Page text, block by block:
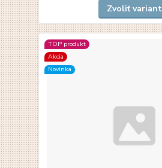
Zvoliť variant
TOP produkt
Akcia
Novinka